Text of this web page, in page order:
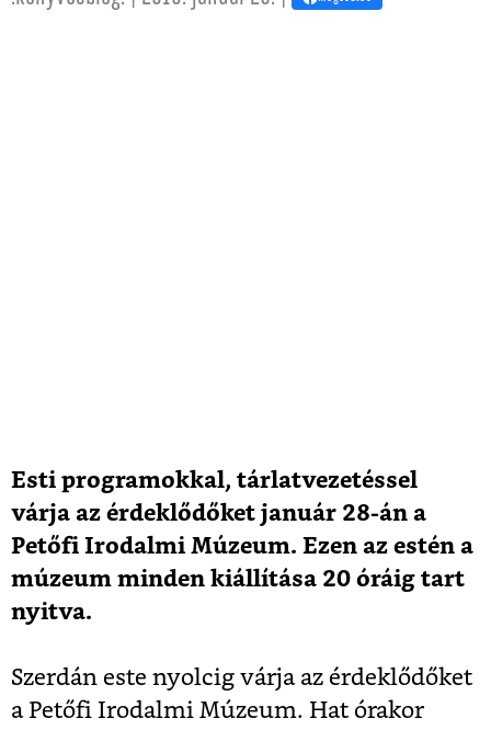
Esti programokkal, tárlatvezetéssel
várja az érdeklődőket január 28-án a
Petőfi Irodalmi Múzeum. Ezen az estén a
múzeum minden kiállítása 20 óráig tart
nyitva.
Szerdán este nyolcig várja az érdeklődőket
a Petőfi Irodalmi Múzeum. Hat órakor